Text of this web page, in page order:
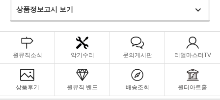
상품정보고시 보기
원뮤직소식 악기수리 문의게시판 리얼마스터TV
상품후기 원뮤직 밴드 배송조회 원터아트홀